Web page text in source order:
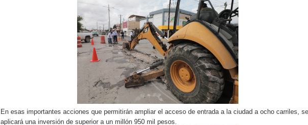
En esas importantes acciones que permitirán ampliar el acceso de entrada a la ciudad a ocho carriles, se
aplicará una inversión de superior a un millón 950 mil pesos.